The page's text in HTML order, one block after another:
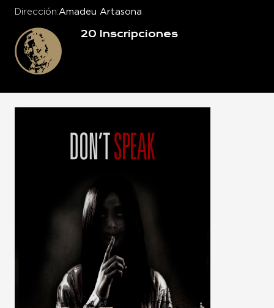
Dirección Amadeu Artasona
20 Inscripciones